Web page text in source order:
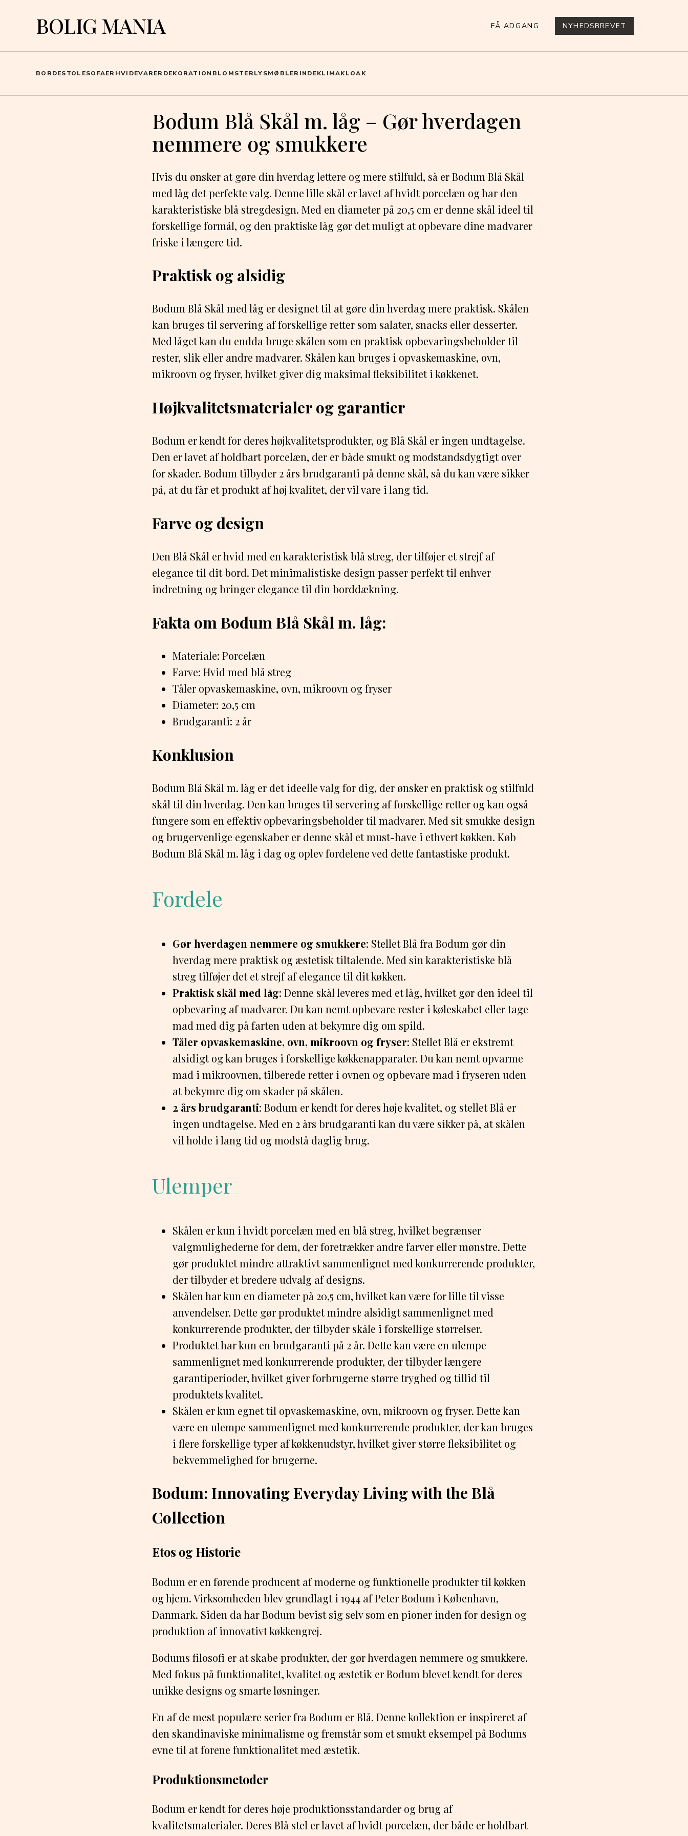
BOLIG MANIA FÅ ADGANG NYHEDSBREVET
BORDESTOLESOFAERHVIDEVARERDEKORATION BLOMSTERLYSMØBLERINDEKLIMAKLOAK
Bodum Blå Skål m. låg – Gør hverdagen
nemmere og smukkere
Hvis du ønsker at gøre din hverdag lettere og mere stilfuld, så er Bodum Blå Skål
med låg det perfekte valg. Denne lille skål er lavet af hvidt porcelæn og har den
karakteristiske blå stregdesign. Med en diameter på 20,5 cm er denne skål ideel til
forskellige formål, og den praktiske låg gør det muligt at opbevare dine madvarer
friske i længere tid.
Praktisk og alsidig
Bodum Blå Skål med låg er designet til at gøre din hverdag mere praktisk. Skålen
kan bruges til servering af forskellige retter som salater, snacks eller desserter.
Med låget kan du endda bruge skålen som en praktisk opbevaringsbeholder til
rester, slik eller andre madvarer. Skålen kan bruges i opvaskemaskine, ovn,
mikroovn og fryser, hvilket giver dig maksimal fleksibilitet i køkkenet.
Højkvalitetsmaterialer og garantier
Bodum er kendt for deres højkvalitetsprodukter, og Blå Skål er ingen undtagelse.
Den er lavet af holdbart porcelæn, der er både smukt og modstandsdygtigt over
for skader. Bodum tilbyder 2 års brudgaranti på denne skål, så du kan være sikker
på, at du får et produkt af høj kvalitet, der vil vare i lang tid.
Farve og design
Den Blå Skål er hvid med en karakteristisk blå streg, der tilføjer et strejf af
elegance til dit bord. Det minimalistiske design passer perfekt til enhver
indretning og bringer elegance til din borddækning.
Fakta om Bodum Blå Skål m. låg:
Materiale: Porcelæn
Farve: Hvid med blå streg
Tåler opvaskemaskine, ovn, mikroovn og fryser
Diameter: 20,5 cm
Brudgaranti: 2 år
Konklusion
Bodum Blå Skål m. låg er det ideelle valg for dig, der ønsker en praktisk og stilfuld
skål til din hverdag. Den kan bruges til servering af forskellige retter og kan også
fungere som en effektiv opbevaringsbeholder til madvarer. Med sit smukke design
og brugervenlige egenskaber er denne skål et must-have i ethvert køkken. Køb
Bodum Blå Skål m. låg i dag og oplev fordelene ved dette fantastiske produkt.
Fordele
Gør hverdagen nemmere og smukkere: Stellet Blå fra Bodum gør din
hverdag mere praktisk og æstetisk tiltalende. Med sin karakteristiske blå
streg tilføjer det et strejf af elegance til dit køkken.
Praktisk skål med låg: Denne skål leveres med et låg, hvilket gør den ideel til
opbevaring af madvarer. Du kan nemt opbevare rester i køleskabet eller tage
mad med dig på farten uden at bekymre dig om spild.
Tåler opvaskemaskine, ovn, mikroovn og fryser: Stellet Blå er ekstremt
alsidigt og kan bruges i forskellige køkkenapparater. Du kan nemt opvarme
mad i mikroovnen, tilberede retter i ovnen og opbevare mad i fryseren uden
at bekymre dig om skader på skålen.
2 års brudgaranti: Bodum er kendt for deres høje kvalitet, og stellet Blå er
ingen undtagelse. Med en 2 års brudgaranti kan du være sikker på, at skålen
vil holde i lang tid og modstå daglig brug.
Ulemper
Skålen er kun i hvidt porcelæn med en blå streg, hvilket begrænser
valgmulighederne for dem, der foretrækker andre farver eller mønstre. Dette
gør produktet mindre attraktivt sammenlignet med konkurrerende produkter,
der tilbyder et bredere udvalg af designs.
Skålen har kun en diameter på 20,5 cm, hvilket kan være for lille til visse
anvendelser. Dette gør produktet mindre alsidigt sammenlignet med
konkurrerende produkter, der tilbyder skåle i forskellige størrelser.
Produktet har kun en brudgaranti på 2 år. Dette kan være en ulempe
sammenlignet med konkurrerende produkter, der tilbyder længere
garantiperioder, hvilket giver forbrugerne større tryghed og tillid til
produktets kvalitet.
Skålen er kun egnet til opvaskemaskine, ovn, mikroovn og fryser. Dette kan
være en ulempe sammenlignet med konkurrerende produkter, der kan bruges
i flere forskellige typer af køkkenudstyr, hvilket giver større fleksibilitet og
bekvemmelighed for brugerne.
Bodum: Innovating Everyday Living with the Blå
Collection
Etos og Historie
Bodum er en førende producent af moderne og funktionelle produkter til køkken
og hjem. Virksomheden blev grundlagt i 1944 af Peter Bodum i København,
Danmark. Siden da har Bodum bevist sig selv som en pioner inden for design og
produktion af innovativt køkkengrej.
Bodums filosofi er at skabe produkter, der gør hverdagen nemmere og smukkere.
Med fokus på funktionalitet, kvalitet og æstetik er Bodum blevet kendt for deres
unikke designs og smarte løsninger.
En af de mest populære serier fra Bodum er Blå. Denne kollektion er inspireret af
den skandinaviske minimalisme og fremstår som et smukt eksempel på Bodums
evne til at forene funktionalitet med æstetik.
Produktionsmetoder
Bodum er kendt for deres høje produktionsstandarder og brug af
kvalitetsmaterialer. Deres Blå stel er lavet af hvidt porcelæn, der både er holdbart